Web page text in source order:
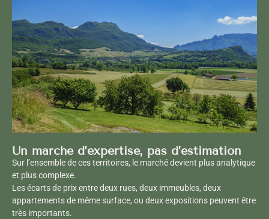
Un marché d’expertise, pas d’estimation
Sur l’ensemble de ces territoires, le marché devient plus analytique
et plus complexe.
Les écarts de prix entre deux rues, deux immeubles, deux
appartements de même surface, ou deux expositions peuvent être
très importants.